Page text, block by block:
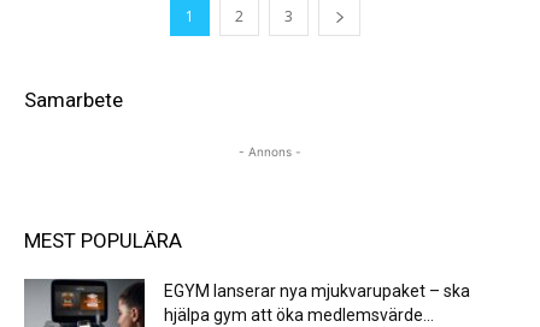
1 2 3
Samarbete
- Annons -
MEST POPULÄRA
EGYM lanserar nya mjukvarupaket – ska
hjälpa gym att öka medlemsvärde...